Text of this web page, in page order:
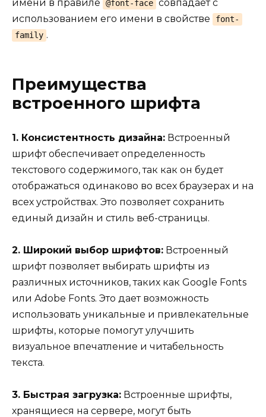
имени в правиле @font-face совпадает с
использованием его имени в свойстве
font-
family .
Преимущества
встроенного шрифта
1. Консистентность дизайна: Встроенный
шрифт обеспечивает определенность
текстового содержимого, так как он будет
отображаться одинаково во всех браузерах и на
всех устройствах. Это позволяет сохранить
единый дизайн и стиль веб-страницы.
2. Широкий выбор шрифтов: Встроенный
шрифт позволяет выбирать шрифты из
различных источников, таких как Google Fonts
или Adobe Fonts. Это дает возможность
использовать уникальные и привлекательные
шрифты, которые помогут улучшить
визуальное впечатление и читабельность
текста.
3. Быстрая загрузка: Встроенные шрифты,
хранящиеся на сервере, могут быть